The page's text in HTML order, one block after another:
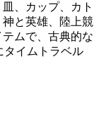
、カップ、カト
と英雄、陸上競
ムで、古典的な
タイムトラベル